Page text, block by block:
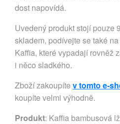
dost napovídá.
Uvedený produkt stojí pouze
skladem, podívejte se také
Kaffia, které vypadají rovněž
i něco sladkého.
Zboží zakoupíte v tomto e-
koupíte velmi výhodně.
Produkt: Kaffia bambusová